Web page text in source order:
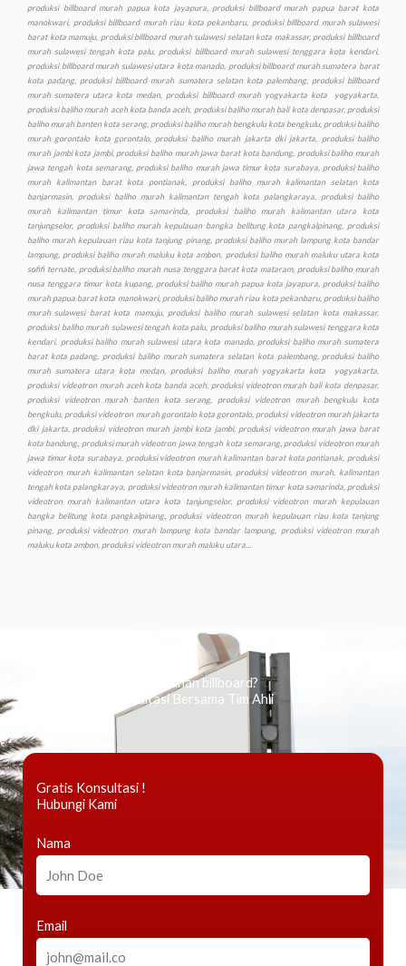
Ingin tahu tentang periklanan billboard?
Kami Berikan Konsultasi Bersama Tim Ahli
Gratis Konsultasi !
Hubungi Kami
Nama
Email